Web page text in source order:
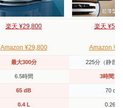
楽天 ¥29,800
Amazon ¥29,800
楽天
Amazon
最大300分 225分（静音
6.5時間 3時間15
65 dB 70 dB
0.4 L 0.26 L